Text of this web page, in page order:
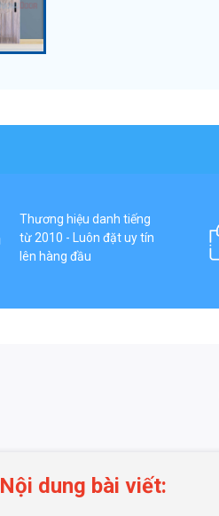
Thương hiệu danh tiếng
từ 2010 - Luôn đặt uy tín
lên hàng đầu
Nội dung bài viết: